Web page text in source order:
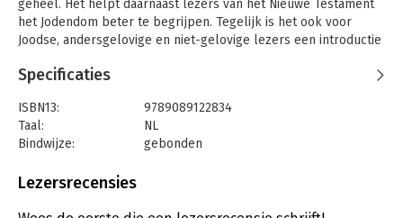
geheel. Het helpt daarnaast lezers van het Nieuwe Testament
het Jodendom beter te begrijpen. Tegelijk is het ook voor
Joodse, andersgelovige en niet-gelovige lezers een introductie
Tachtig Joodse wetenschappers op het gebied van theologie en
geschiedenis geven toelichtingen en inleidingen bij alle
boeken van het Nieuwe Testament. Daarnaast vind je ruim 200
pagina's aan essays waarin de Joodse wortels van het Nieuwe
toenmalige Joodse samenleving in elkaar? Wat waren de
Schrift uit en welk licht werpt dat op het Nieuwe Testament?
Specificaties
ISBN13:
9789089122834
Taal:
NL
Bindwijze:
gebonden
Uitgever:
Lezersrecensies